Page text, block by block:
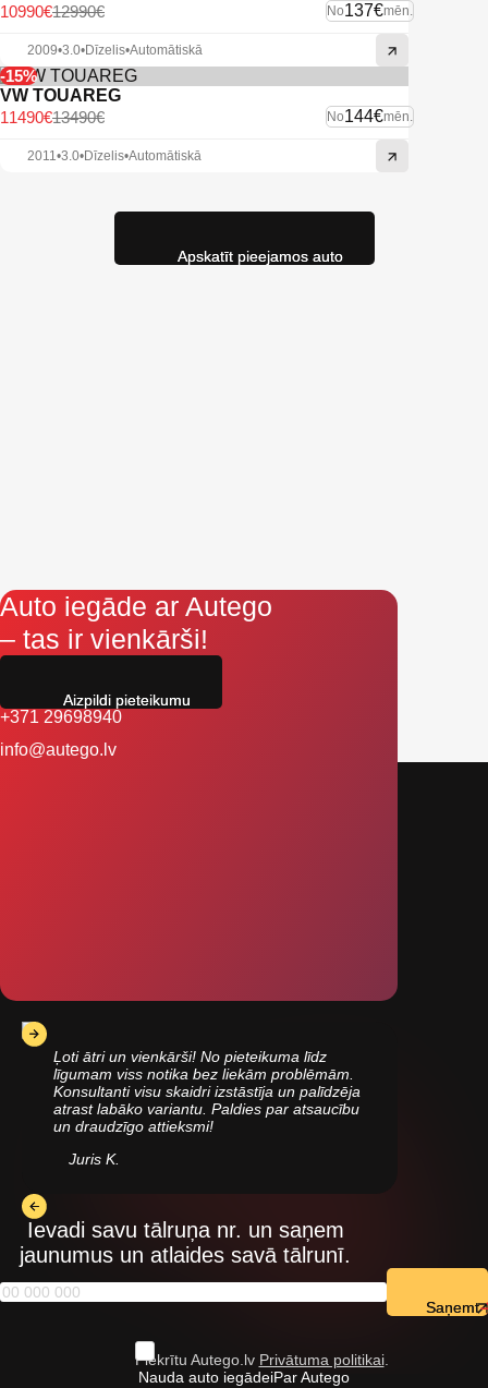
No137€mēn.
12990€
10990€
2009•3.0•Dīzelis•Automātiskā
-15%
VW TOUAREG
No144€mēn.
13490€
11490€
2011•3.0•Dīzelis•Automātiskā
Auto iegāde ar Autego
– tas ir vienkārši!
+371 29698940
info@autego.lv
Ļoti ātri un vienkārši! No pieteikuma līdz
līgumam viss notika bez liekām problēmām.
Konsultanti visu skaidri izstāstīja un palīdzēja
atrast labāko variantu. Paldies par atsaucību
un draudzīgo attieksmi!
Juris K.
Ievadi savu tālruņa nr. un saņem
jaunumus un atlaides savā tālrunī.
Piekrītu Autego.lv Privātuma politikai.
Nauda auto iegādeiPar Autego